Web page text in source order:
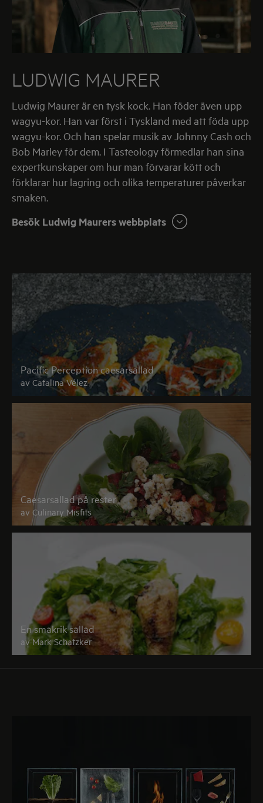
LUDWIG MAURER
Ludwig Maurer är en tysk kock. Han föder även upp
wagyu-kor. Han var först i Tyskland med att föda upp
wagyu-kor. Och han spelar musik av Johnny Cash och
Bob Marley för dem. I Tasteology förmedlar han sina
expertkunskaper om hur man förvarar kött och
förklarar hur lagring och olika temperaturer påverkar
smaken.
Besök Ludwig Maurers webbplats
Pacific Perception caesarsallad
av Catalina Vélez
Caesarsallad på rester
av Culinary Misfits
En smakrik sallad
av Mark Schatzker